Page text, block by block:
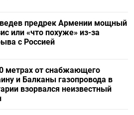
предрек Армении мощный
или «что похуже» из-за
с Россией
метрах от снабжающего
и Балканы газопровода в
взорвался неизвестный